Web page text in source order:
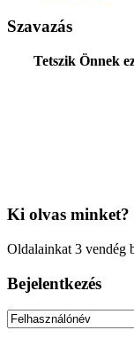
Szavazás
Tetszik Önnek
Ki olvas minket?
Oldalainkat 3 vendég
Bejelentkezés